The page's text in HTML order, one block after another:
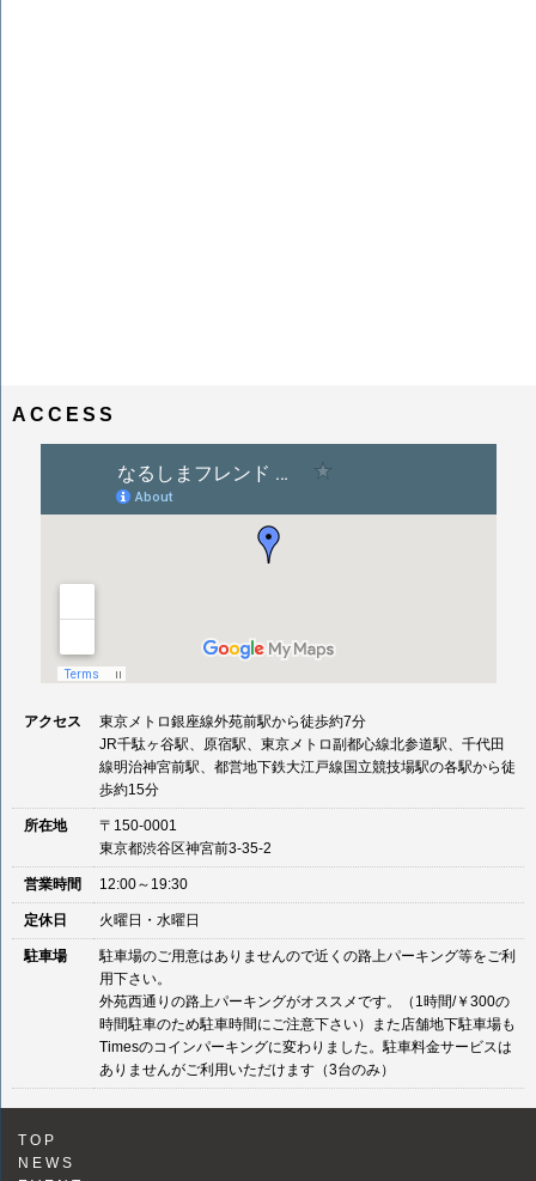
ACCESS
アクセス
東京メトロ銀座線外苑前駅から徒歩約7分
JR千駄ヶ谷駅、原宿駅、東京メトロ副都心線北参道駅、千代田
線明治神宮前駅、都営地下鉄大江戸線国立競技場駅の各駅から徒
歩約15分
所在地
〒150-0001
東京都渋谷区神宮前3-35-2
営業時間 12:00～19:30
定休日 火曜日・水曜日
駐車場
駐車場のご用意はありませんので近くの路上パーキング等をご利
用下さい。
外苑西通りの路上パーキングがオススメです。（1時間/￥300の
時間駐車のため駐車時間にご注意下さい）また店舗地下駐車場も
Timesのコインパーキングに変わりました。駐車料金サービスは
ありませんがご利用いただけます（3台のみ）
TOP
NEWS